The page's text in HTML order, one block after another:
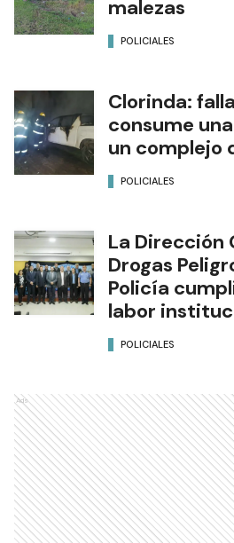
malezas
POLICIALES
Clorinda:
consume
un complejo
POLICIALES
La Dirección
Drogas
Policía
labor
POLICIALES
Ads